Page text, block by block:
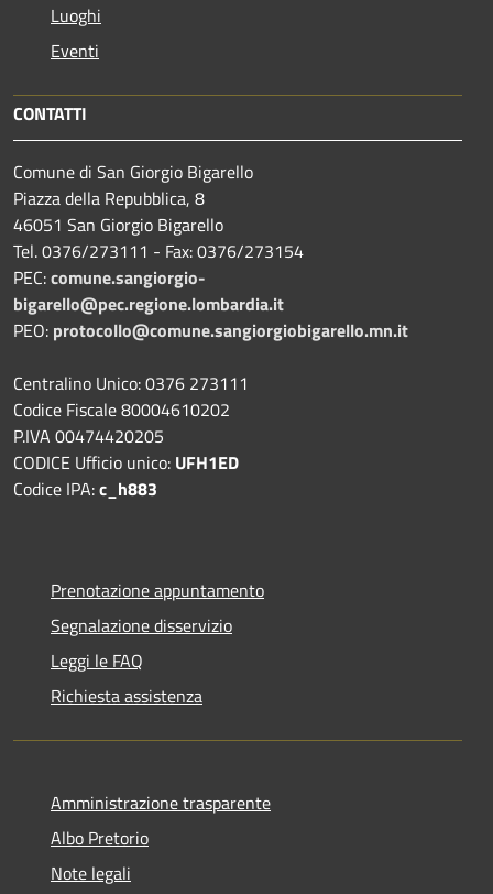
Luoghi
Eventi
CONTATTI
Comune di San Giorgio Bigarello
Piazza della Repubblica, 8
46051 San Giorgio Bigarello
Tel. 0376/273111 - Fax: 0376/273154
PEC:comune.sangiorgio-
bigarello@pec.regione.lombardia.it
PEO: protocollo@comune.sangiorgiobigarello.mn.it
Centralino Unico: 0376 273111
Codice Fiscale 80004610202
P.IVA 00474420205
CODICE Ufficio unico: UFH1ED
Codice IPA:c_h883
Prenotazione appuntamento
Segnalazione disservizio
Leggi le FAQ
Richiesta assistenza
Amministrazione trasparente
Albo Pretorio
Note legali